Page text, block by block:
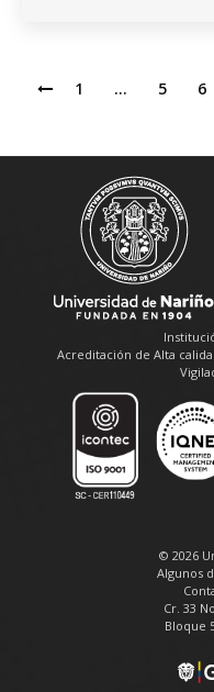
1 … 5 6
Acreditación de Alta
© 2026
Algunos
Cr. 33
Bloque